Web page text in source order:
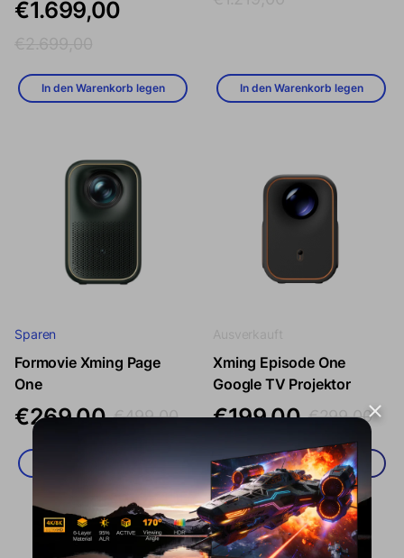
€1.699,00
In den Warenkorb legen In den Warenkorb legen
Sparen
Formovie Xming Page
One
Verkaufspreis
€269,00
Regulärer Preis
€499,00
Xming Episode One
Google TV Projektor
Verkaufspreis
€199,00
Regulärer
€299,00
In den Warenkorb legen